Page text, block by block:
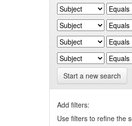
Start a new search
Add filters:
Use filters to refine the